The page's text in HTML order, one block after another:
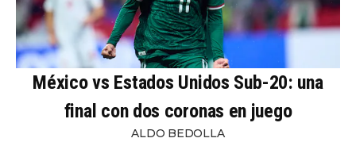
México vs Estados Unidos Sub-20: una
final con dos coronas en juego
ALDO BEDOLLA